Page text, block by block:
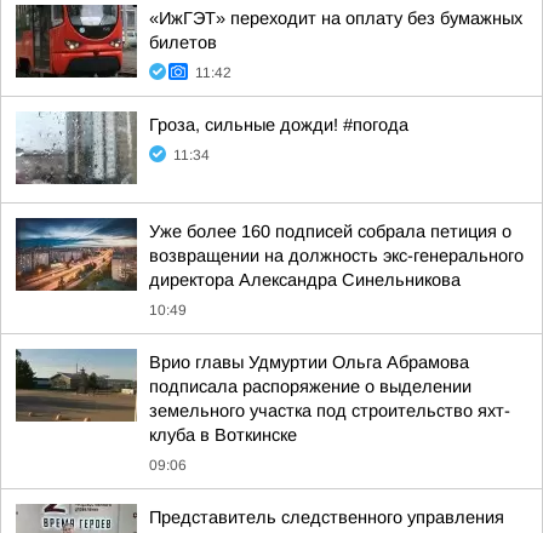
«ИжГЭТ» переходит на оплату без бумажных
билетов
11:42
Гроза, сильные дожди! #погода
11:34
Уже более 160 подписей собрала петиция о
возвращении на должность экс-генерального
директора Александра Синельникова
10:49
Врио главы Удмуртии Ольга Абрамова
подписала распоряжение о выделении
земельного участка под строительство яхт-
клуба в Воткинске
09:06
Представитель следственного управления